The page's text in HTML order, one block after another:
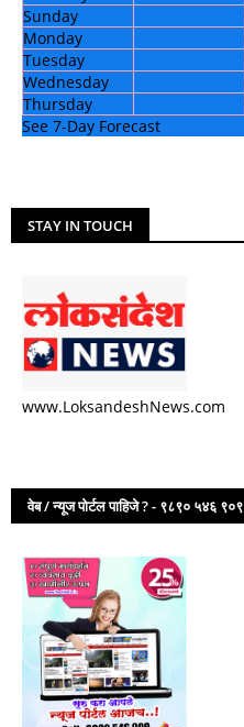
Sunday
Monday
Tuesday
Wednesday
Thursday
See 7-Day Forecast
STAY IN TOUCH
www.LoksandeshNews.com
वेब / न्यूज पोर्टल पाहिजे ? - ९८९० ५४६ ९०९